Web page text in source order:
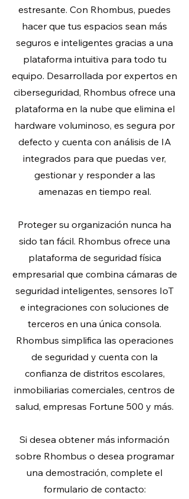
estresante. Con Rhombus, puedes
hacer que tus espacios sean más
seguros e inteligentes gracias a una
plataforma intuitiva para todo tu
equipo. Desarrollada por expertos en
ciberseguridad, Rhombus ofrece una
plataforma en la nube que elimina el
hardware voluminoso, es segura por
defecto y cuenta con análisis de IA
integrados para que puedas ver,
gestionar y responder a las
amenazas en tiempo real.
Proteger su organización nunca ha
sido tan fácil. Rhombus ofrece una
plataforma de seguridad física
empresarial que combina cámaras de
seguridad inteligentes, sensores IoT
e integraciones con soluciones de
terceros en una única consola.
Rhombus simplifica las operaciones
de seguridad y cuenta con la
confianza de distritos escolares,
inmobiliarias comerciales, centros de
salud, empresas Fortune 500 y más.
Si desea obtener más información
sobre Rhombus o desea programar
una demostración, complete el
formulario de contacto: